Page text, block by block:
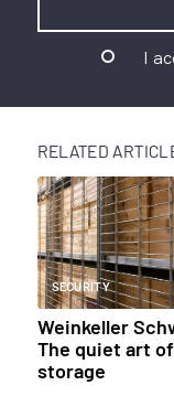
I
RELATED
SECURITY
Weinkeller
The quiet art
storage